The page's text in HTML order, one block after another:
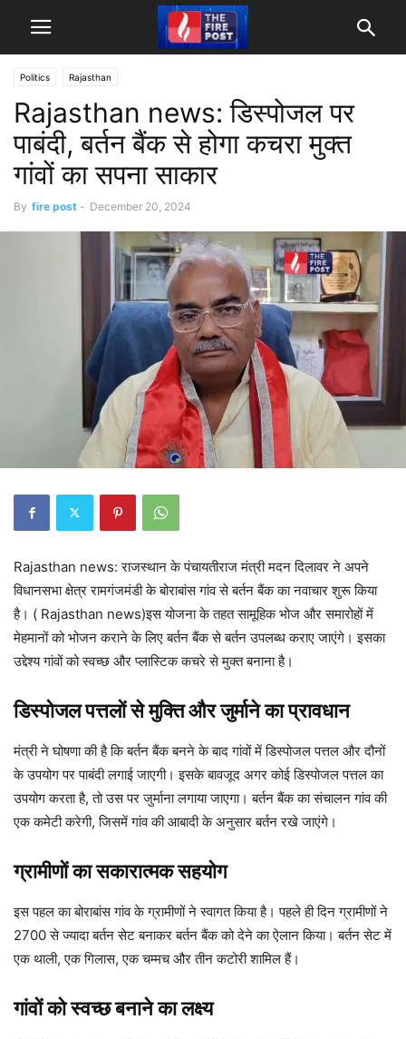
Politics Rajasthan
Rajasthan news: डिस्पोजल पर
पाबंदी, बर्तन बैंक से होगा कचरा मुक्त
गांवों का सपना साकार
By fire post - December 20, 2024
Rajasthan news: राजस्थान के पंचायतीराज मंत्री मदन दिलावर ने अपने
विधानसभा क्षेत्र रामगंजमंडी के बोराबांस गांव से बर्तन बैंक का नवाचार शुरू किया
है। ( Rajasthan news)इस योजना के तहत सामूहिक भोज और समारोहों में
मेहमानों को भोजन कराने के लिए बर्तन बैंक से बर्तन उपलब्ध कराए जाएंगे। इसका
उद्देश्य गांवों को स्वच्छ और प्लास्टिक कचरे से मुक्त बनाना है।
डिस्पोजल पत्तलों से मुक्ति और जुर्माने का प्रावधान
मंत्री ने घोषणा की है कि बर्तन बैंक बनने के बाद गांवों में डिस्पोजल पत्तल और दौनों
के उपयोग पर पाबंदी लगाई जाएगी। इसके बावजूद अगर कोई डिस्पोजल पत्तल का
उपयोग करता है, तो उस पर जुर्माना लगाया जाएगा। बर्तन बैंक का संचालन गांव की
एक कमेटी करेगी, जिसमें गांव की आबादी के अनुसार बर्तन रखे जाएंगे।
ग्रामीणों का सकारात्मक सहयोग
इस पहल का बोराबांस गांव के ग्रामीणों ने स्वागत किया है। पहले ही दिन ग्रामीणों ने
2700 से ज्यादा बर्तन सेट बनाकर बर्तन बैंक को देने का ऐलान किया। बर्तन सेट में
एक थाली, एक गिलास, एक चम्मच और तीन कटोरी शामिल हैं।
गांवों को स्वच्छ बनाने का लक्ष्य